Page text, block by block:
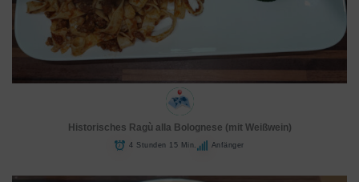
Historisches Ragù alla Bolognese (mit Weißwein)
4 Stunden 15 Min. Anfänger